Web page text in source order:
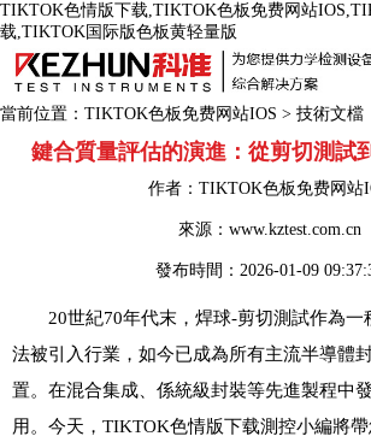
TIKTOK色情版下载,TIKTOK色板免费网站
载,TIKTOK国际版色板黄轻量版
當前位置： TIKTOK色板免费网站IOS > 技術文檔
鍵合質量評估的演進：從剪切測試
作者： TIKTOK色板免费网站
來源：www.kztest.com.cn
發布時間： 2026-01-09
20世紀70年代末，焊球-剪切測試作為
法被引入行業，如今已成為所有主流半導體
置。在混合集成、係統級封裝等先進製程中
用。今天，TIKTOK色情版下载測控小編將